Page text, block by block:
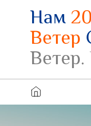
Нам20
Ветер